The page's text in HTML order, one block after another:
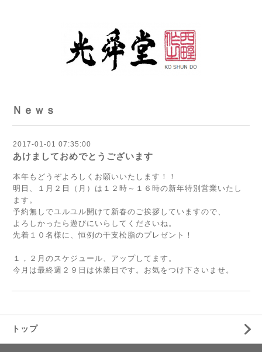
Ｎｅｗｓ
2017-01-01 07:35:00
あけましておめでとうございます
本年もどうぞよろしくお願いいたします！！
明日、１月２日（月）は１２時～１６時の新年特別営業いたし
ます。
予約無しでユルユル開けて新春のご挨拶していますので、
よろしかったら遊びにいらしてくださいね。
先着１０名様に、恒例の干支松脂のプレゼント！
１，２月のスケジュール、アップしてます。
今月は最終週２９日は休業日です。お気をつけ下さいませ。
トップ